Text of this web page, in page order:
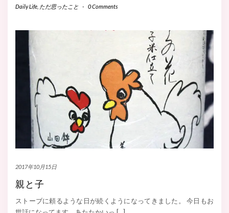
Daily Life ただ思ったこと - 0 Comments
2017年10月15日
親と子
ストーブに頼るような日が続くようになってきました。 今日もお